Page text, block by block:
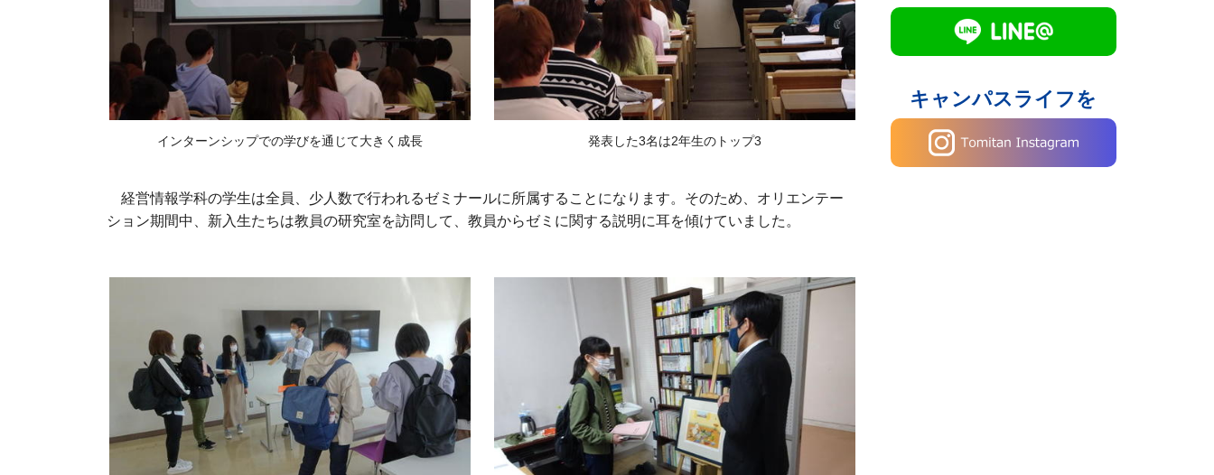
インターンシップでの学びを通じて大きく成長 発表した3名は2年生のトップ3
経営情報学科の学生は全員、少人数で行われるゼミナールに所属することになります。そのため、オリエンテー
ション期間中、新入生たちは教員の研究室を訪問して、教員からゼミに関する説明に耳を傾けていました。
キャンパスライフを